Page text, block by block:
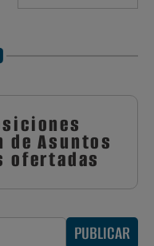
Asuntos
ofertadas
PUBLICAR